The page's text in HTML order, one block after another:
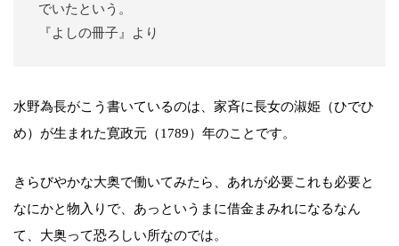
でいたという。
『よしの冊子』より
水野為長がこう書いているのは、家斉に長女の淑姫（ひでひ
め）が生まれた寛政元（1789）年のことです。
きらびやかな大奥で働いてみたら、あれが必要これも必要と
なにかと物入りで、あっというまに借金まみれになるなん
て、大奥って恐ろしい所なのでは。